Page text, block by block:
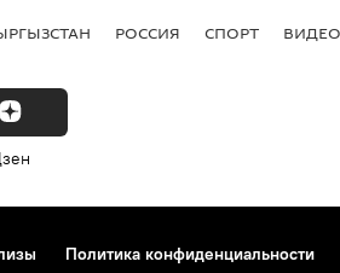
РОССИЯ СПОРТ ВИДЕО
Политика конфиденциальности